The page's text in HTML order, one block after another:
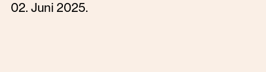
02. Juni 2025.